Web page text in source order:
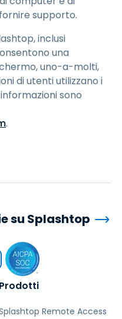
supporto.
inclusi
una
uno-a-molti,
di utenti utilizzano i
sono
.
Prodotti
Remote Access
su Splashtop